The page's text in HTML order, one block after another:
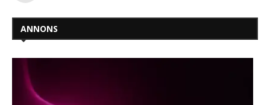
ANNONS